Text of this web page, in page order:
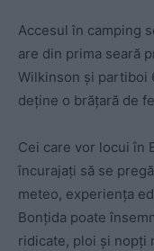
Accesul în camping
are din prima seară
Wilkinson și partiboi
deține o brățară de
Cei care vor locui în
încurajați să se
meteo, experiența
Bonțida poate
ridicate, ploi și nopți